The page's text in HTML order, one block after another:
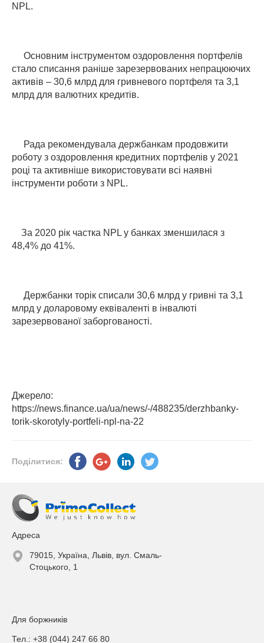
NPL.
Основним інструментом оздоровлення портфелів
стало списання раніше зарезервованих непрацюючих
активів – 30,6 млрд для гривневого портфеля та 3,1
млрд для валютних кредитів.
Рада рекомендувала держбанкам продовжити
роботу з оздоровлення кредитних портфелів у 2021
році та активніше використовувати всі наявні
інструменти роботи з NPL.
За 2020 рік частка NPL у банках зменшилася з
48,4% до 41%.
Держбанки торік списали 30,6 млрд у гривні та 3,1
млрд у доларовому еквіваленті в інвалюті
зарезервованої заборгованості.
Джерело:
https://news.finance.ua/ua/news/-/488235/derzhbanky-
torik-skorotyly-portfeli-npl-na-22
Поділитися:
Адреса
79015, Україна, Львів, вул. Смаль-
Стоцького, 1
Для боржників
Тел.: +38 (044) 247 66 80